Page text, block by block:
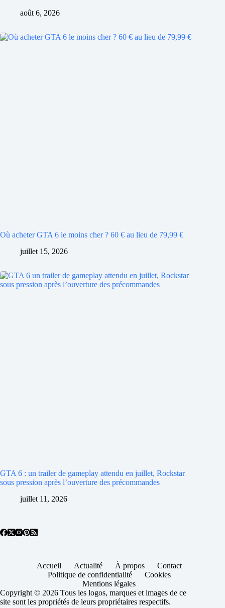
août 6, 2026
Où acheter GTA 6 le moins cher ? 60 € au lieu de 79,99 €
juillet 15, 2026
GTA 6 : un trailer de gameplay attendu en juillet, Rockstar
sous pression après l’ouverture des précommandes
juillet 11, 2026
Accueil Actualité À propos
Contact
Politique de confidentialité
Cookies
Mentions légales
Copyright © 2026 Tous les logos, marques et images de ce
site sont les propriétés de leurs propriétaires respectifs.